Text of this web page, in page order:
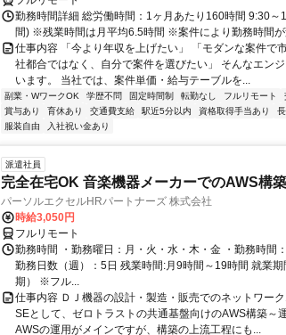
勤務時間詳細 総労働時間：1ヶ月あたり160時間 9:30
間) ※残業時間は月平均6.5時間 ※案件により勤務時間
仕事内容 「今より年収を上げたい」 「モダンな案件で
社都合ではなく、自分で案件を選びたい」 そんなエン
います。 当社では、案件単価・給与テーブルを...
副業・WワークOK 学歴不問 固定時間制 転勤なし フルリモート
賞与あり
育休あり 交通費支給 駅近5分以内 資格取得手当あり
服装自由
入社祝い金あり
派遣社員
完全在宅OK 音楽機器メーカーでのAWS構
パーソルエクセルHRパートナーズ 株式会社
時給3,050円
フルリモート
勤務時間 ・勤務曜日：月・火・水・木・金 ・勤務時間
勤務日数（週）：5日 残業時間:月9時間～19時間 就業
期） ※フル...
仕事内容 ＤＪ機器の設計・製造・販売でのネットワー
SEとして、ゼロトラストの共通基盤向けのAWS構築～
AWSの運用がメインですが、構築の上流工程にも...